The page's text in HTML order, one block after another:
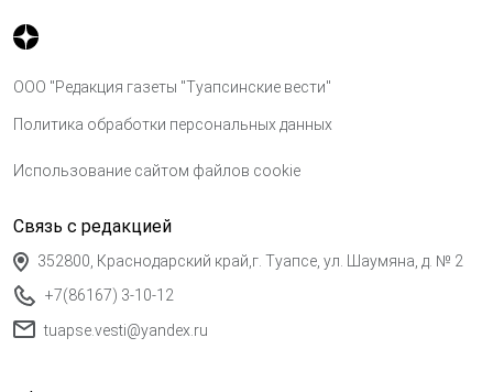
ООО "Редакция газеты "Туапсинские вести"
Политика обработки персональных данных
Использование сайтом файлов cookie
Связь с редакцией
352800, Краснодарский край,г. Туапсе, ул. Шаумяна, д. № 2
+7(86167) 3-10-12
tuapse.vesti@yandex.ru